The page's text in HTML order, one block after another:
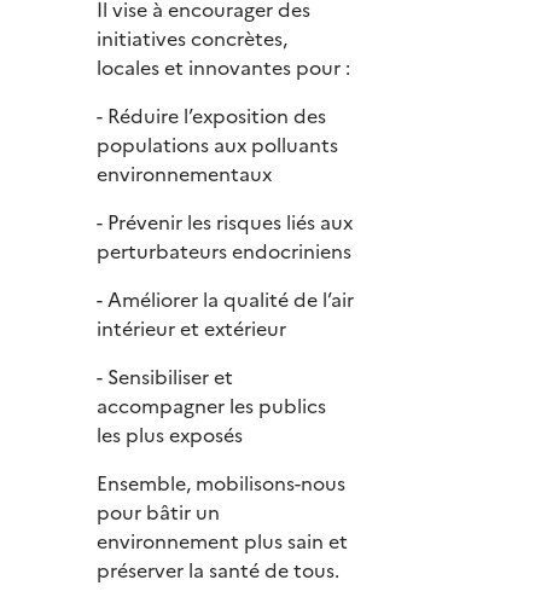
Il vise à encourager des
initiatives concrètes,
locales et innovantes pour :
- Réduire l’exposition des
populations aux polluants
environnementaux
- Prévenir les risques liés aux
perturbateurs endocriniens
- Améliorer la qualité de l’air
intérieur et extérieur
- Sensibiliser et
accompagner les publics
les plus exposés
Ensemble, mobilisons-nous
pour bâtir un
environnement plus sain et
préserver la santé de tous.